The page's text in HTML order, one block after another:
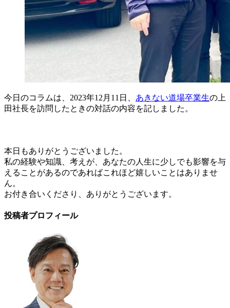
今日のコラムは、2023年12月11日、 あきない道場卒業生の上
田社長を訪問したときの対話の内容を記しました。
本日もありがとうございました。
私の経験や知識、考えが、あなたの人生に少しでも影響を与
えることがあるのであればこれほど嬉しいことはありませ
ん。
お付き合いくださり、ありがとうございます。
投稿者プロフィール